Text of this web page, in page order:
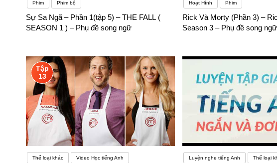
Phim Phim bộ
Sự Sa Ngã – Phần 1(tập 5) – THE FALL (
SEASON 1 ) – Phụ đề song ngữ
Hoạt Hình Phim
Rick Và Morty (Phần 3) –
Season 3 – Phụ đề song ngữ
Tập
13
Thể loại khác Video Học tiếng Anh Luyện nghe tiếng Anh Thể loại